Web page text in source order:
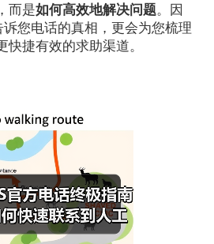
而是如何高效地解决问题。因
您电话的真相，更会为您梳理
捷有效的求助渠道。